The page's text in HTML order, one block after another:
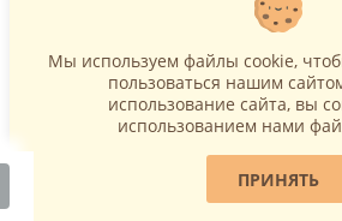
Мы используем файлы cookie,
пользоваться нашим
использование сайта, вы
использованием нами
ПРИНЯТЬ